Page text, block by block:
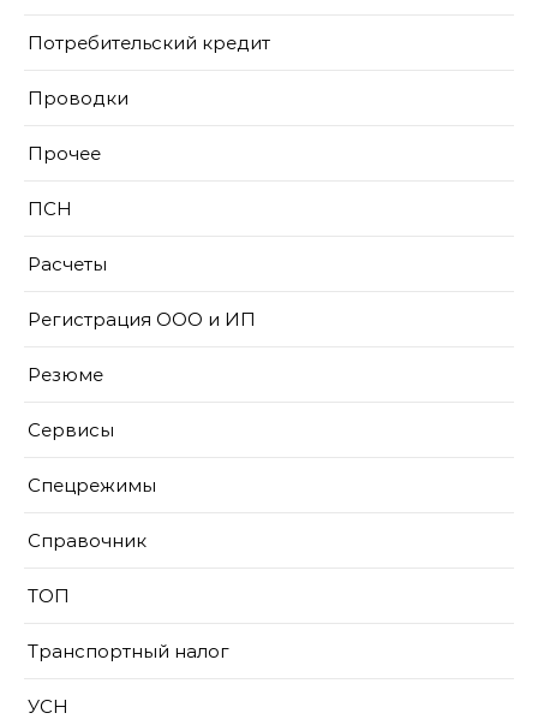
Потребительский кредит
Проводки
Прочее
ПСН
Расчеты
Регистрация ООО и ИП
Резюме
Сервисы
Спецрежимы
Справочник
ТОП
Транспортный налог
УСН